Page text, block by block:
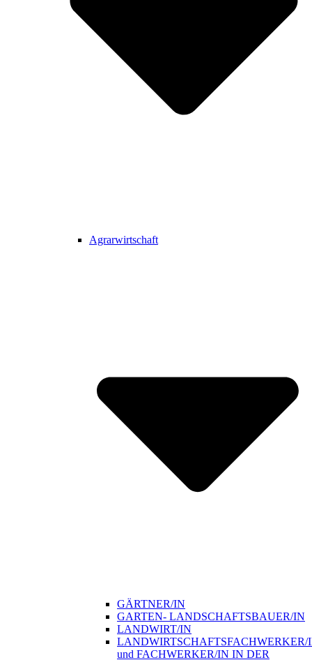
Agrarwirtschaft
GÄRTNER/IN
GARTEN- LANDSCHAFTSBAUER/IN
LANDWIRT/IN
LANDWIRTSCHAFTSFACHWERKER/
und FACHWERKER/IN IN DER